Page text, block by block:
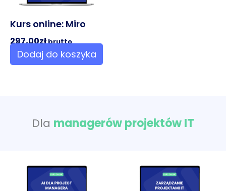
Kurs online: Miro
297,00złbrutto
Dodaj do koszyka
Dla managerów projektów IT